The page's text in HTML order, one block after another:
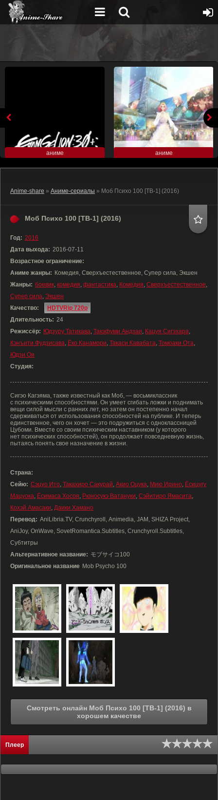
аниме аниме
Anime-share » Аниме-сериалы » Моб Психо 100 [ТВ-1] (2016)
Моб Психо 100 [ТВ-1] (2016)
Год: 2016
Дата выхода: 2016-07-11
Возрастное ограничение:
Аниме жанры: Комедия, Сверхъестественное, Супер сила, Экшен
Жанры: боевик, комедия, фантастика, Комедия, Сверхъестественное,
Супер сила, Экшен
Качество:
HDTVRip 720p
Длительность: 24
Режиссёр: Юдзуру Татикава, Такэфуми Андзаи, Кацуя Сигэхара,
Кэнъити Фудзисава, Ёко Канамори, Такаси Кавабата, Томоаки Ота,
Юдзи Оя
Студия:
Сигэо Кагэяма, также известный как Моб, — восьмиклассник
с психическими способностями. Он умеет сгибать ложки и поднимать
вещи силой мысли с ранних лет, но затем он постепенно начал
сдерживаться от использования способностей на публике. И теперь
единственное, чего он хочет — это подружиться с одноклассницей
Цубоми. Вместе со своим психическим наставником (у которого
нет психических способностей), он продолжает повседневную жизнь,
пытаясь понять свое назначение в жизни.
Страна:
Сейю: Сэцуо Ито, Такахиро Сакурай, Акио Оцука, Мию Ирино, Ёсицугу
Мацуока, Ёсимаса Хосоя, Рюносукэ Ватануки, Сэйитиро Ямасита,
Кохэй Амасаки, Даики Хамано
Перевод: AniLibria.TV, Crunchyroll, Animedia, JAM, SHIZA Project,
AniJoy, OnWave, SovetRomantica.Subtitles, Crunchyroll.Subtitles,
Субтитры
Альтернативное название: モブサイコ100
Оригинальное название Mob Psycho 100
Смотреть онлайн Моб Психо 100 [ТВ-1] (2016) в
хорошем качестве
Плеер